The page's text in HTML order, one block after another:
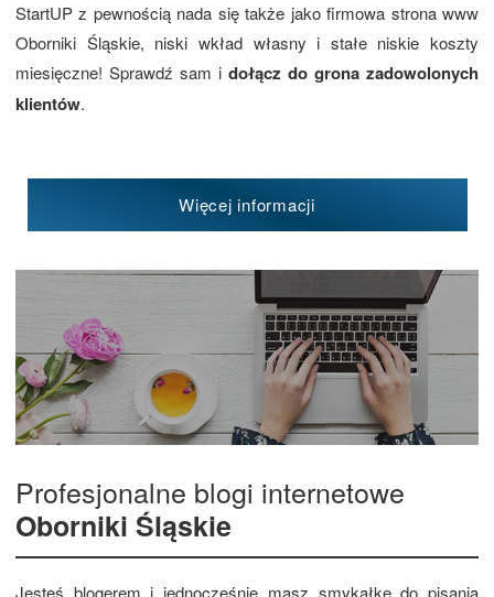
StartUP z pewnością nada się także jako firmowa strona www
Oborniki Śląskie, niski wkład własny i stałe niskie koszty
miesięczne! Sprawdź sam i dołącz do grona zadowolonych
klientów.
Więcej informacji
Profesjonalne blogi internetowe
Oborniki Śląskie